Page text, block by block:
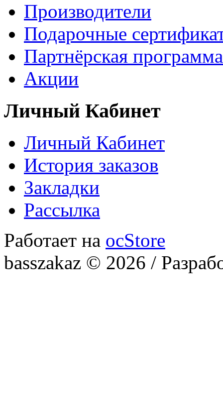
Производители
Подарочные
Партнёрская программа
Акции
Личный Кабинет
Личный Кабинет
История заказов
Закладки
Рассылка
Работает на ocStore
basszakaz © 2026 /